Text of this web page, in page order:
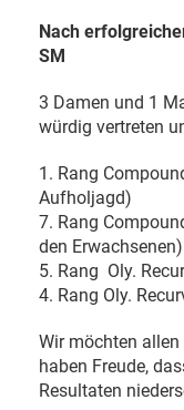
Nach
SM
3 Damen und 1
würdig vertreten
1. Rang
Aufholjagd)
7. Rang
den Erwachsenen)
5. Rang Oly.
4. Rang Oly.
Wir möchten
haben Freude,
Resultaten